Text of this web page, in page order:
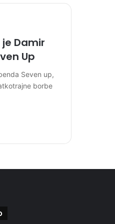
Damir
Up
Seven up,
borbe